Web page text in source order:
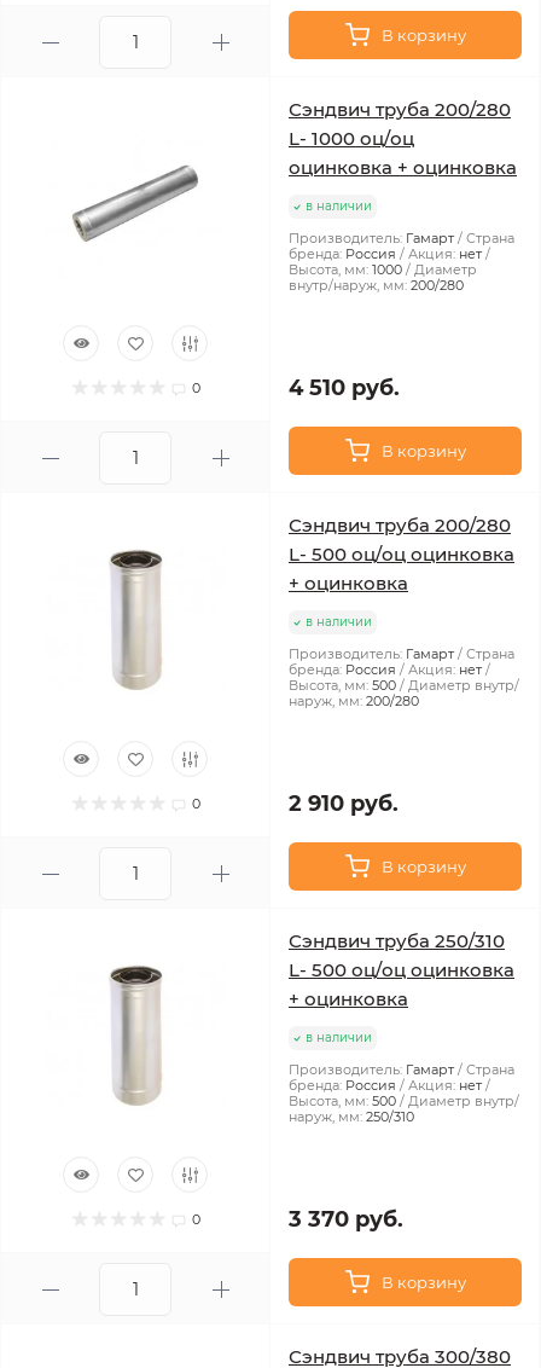
В корзину
0
Сэндвич труба 200/280
L- 1000 оц/оц
оцинковка + оцинковка
в наличии
Производитель: Гамарт
Страна
бренда: Россия Акция: нет
Высота, мм: 1000
Диаметр
внутр/наруж, мм: 200/280
4 510 руб.
В корзину
0
Сэндвич труба 200/280
L- 500 оц/оц оцинковка
+ оцинковка
в наличии
Производитель: Гамарт
Страна
бренда: Россия Акция: нет
Высота, мм: 500
Диаметр внутр/
наруж, мм: 200/280
2 910 руб.
В корзину
0
Сэндвич труба 250/310
L- 500 оц/оц оцинковка
+ оцинковка
в наличии
Производитель: Гамарт
Страна
бренда: Россия Акция: нет
Высота, мм: 500
Диаметр внутр/
наруж, мм: 250/310
3 370 руб.
В корзину
Сэндвич труба 300/380